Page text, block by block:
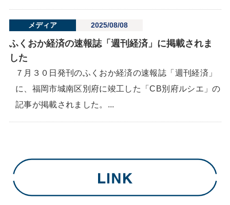
メディア 2025/08/08
ふくおか経済の速報誌「週刊経済」に掲載されま
した
７月３０日発刊のふくおか経済の速報誌「週刊経済」
に、福岡市城南区別府に竣工した「CB別府ルシエ」の
記事が掲載されました。...